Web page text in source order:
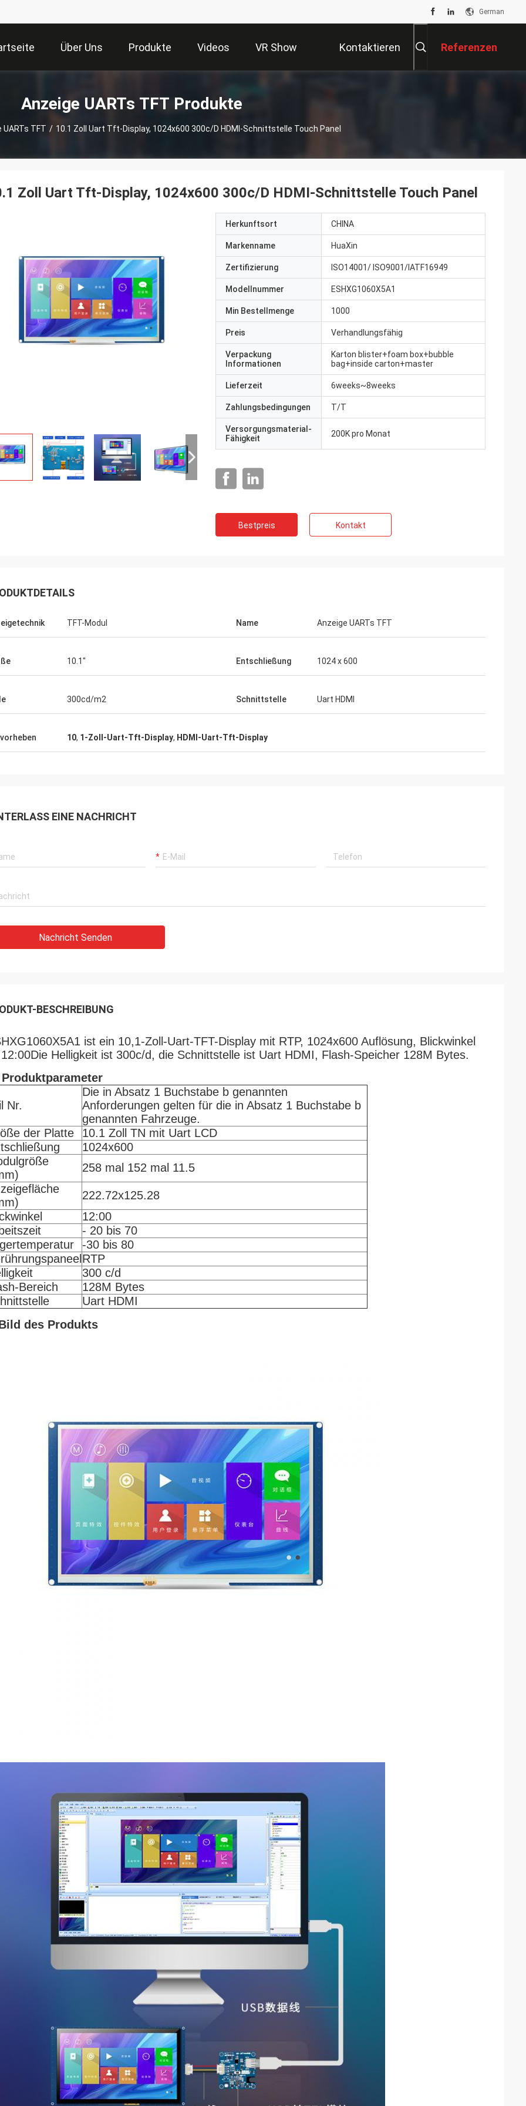
German
Über Uns Produkte Videos VR Show Kontaktieren Referenzen
Anzeige UARTs TFT Produkte
UARTs TFT / 10.1 Zoll Uart Tft-Display, 1024x600 300c/D HDMI-Schnittstelle Touch Panel
jetzt überprüfen und testen
unserem Produkt.Wenn Sie
gefunden haben.
Zoll Uart Tft-Display, 1024x600 300c/D HDMI-Schnittstelle Touch Panel
Herkunftsort CHINA
Markenname HuaXin
Zertifizierung ISO14001/ ISO9001/IATF16949
Modellnummer ESHXG1060X5A1
Min Bestellmenge 1000
Preis Verhandlungsfähig
Verpackung
Informationen
Karton blister+foam box+bubble
bag+inside carton+master
Lieferzeit 6weeks~8weeks
Zahlungsbedingungen T/T
Versorgungsmaterial-
Fähigkeit
200K pro Monat
Bestpreis Kontakt
TFT-Modul Name Anzeige UARTs TFT
10.1" Entschließung 1024 x 600
300cd/m2 Schnittstelle Uart HDMI
10, 1-Zoll-Uart-Tft-Display, HDMI-Uart-Tft-Display
EINE NACHRICHT
Nachricht Senden
BESCHREIBUNG
ist ein 10,1-Zoll-Uart-TFT-Display mit RTP, 1024x600 Auflösung, Blickwinkel
Helligkeit ist 300c/d, die Schnittstelle ist Uart HDMI, Flash-Speicher 128M Bytes.
Nr.
Die in Absatz 1 Buchstabe b genannten
Anforderungen gelten für die in Absatz 1 Buchstabe b
genannten Fahrzeuge.
der Platte
10.1 Zoll TN mit Uart LCD
1024x600
258 mal 152 mal 11.5
222.72x125.28
12:00
- 20 bis 70
-30 bis 80
RTP
300 c/d
Bereich
128M Bytes
Uart HDMI
des Produkts